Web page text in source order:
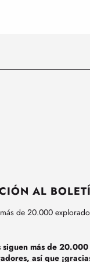
AL
de 20.000
siguen más de 20.000
así que